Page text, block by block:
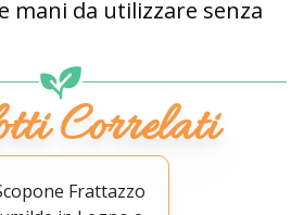
mani da utilizzare senza
Correlati